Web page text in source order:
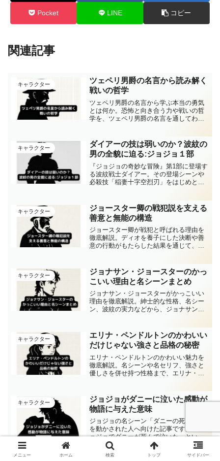
Pocket LINE コピー
関連記事
キャラクター
ツェペリ男爵の名言から読み解く
戦いの哲学
ツェペリ男爵の名言から学ぶ本当の勇気
とは何か。恐怖と向き合う力や戦いの哲
学を、ツェペリ男爵の名言を通してわか
キャラクター
ダイアーの技は弱いのか？波紋の
男の全貌に迫る:ジョジョ１部
『ジョジョの奇妙な冒険』第1部に登場す
る波紋戦士ダイアー。その登場シーンや
必殺技「稲妻十字空烈刃」をはじめとし
底解説します。ジョジョファンが気にな
るダイアーの技の詳細や、「なぜ弱いと
されるのか」「どんな影響を残したの
か」といった疑問にもわかりやすく答え
る内容です。
キャラクター
ジョースター卿の戦犯説を支える
善意と無能の構造
ジョースター卿が戦犯と呼ばれる理由を
徹底解説。ディオを養子にした決断や善
意の行動がもたらした結果を通じて、ジ
キャラクター
ジョナサン・ジョースターのかっ
こいい理由と名シーンまとめ
ジョナサン・ジョースターがかっこいい
理由を徹底解説。紳士的な性格、名シー
ン、波紋の実力などから、ジョナサン・
キャラクター
エリナ・ペンドルトンのかわいい
だけじゃない強さと品格の秘密
エリナ・ペンドルトンのかわいい魅力を
徹底解説。名シーンや名セリフ、強さと
優しさを併せ持つ性格まで、エリナ・ペ
キャラクター
ジョジョがダニーに泣いた感動が
物語に与えた意味
ジョジョの名シーン「ダニーの死」に心
を動かされた人へ向けた記事です。「ジ
ョジョでダニーが死んで泣いた」という
体験を持つ方に向けて、出会いから最期
までの絆や感動を丁寧に解説していま
メニュー ホーム 検索 トップ サイドバー